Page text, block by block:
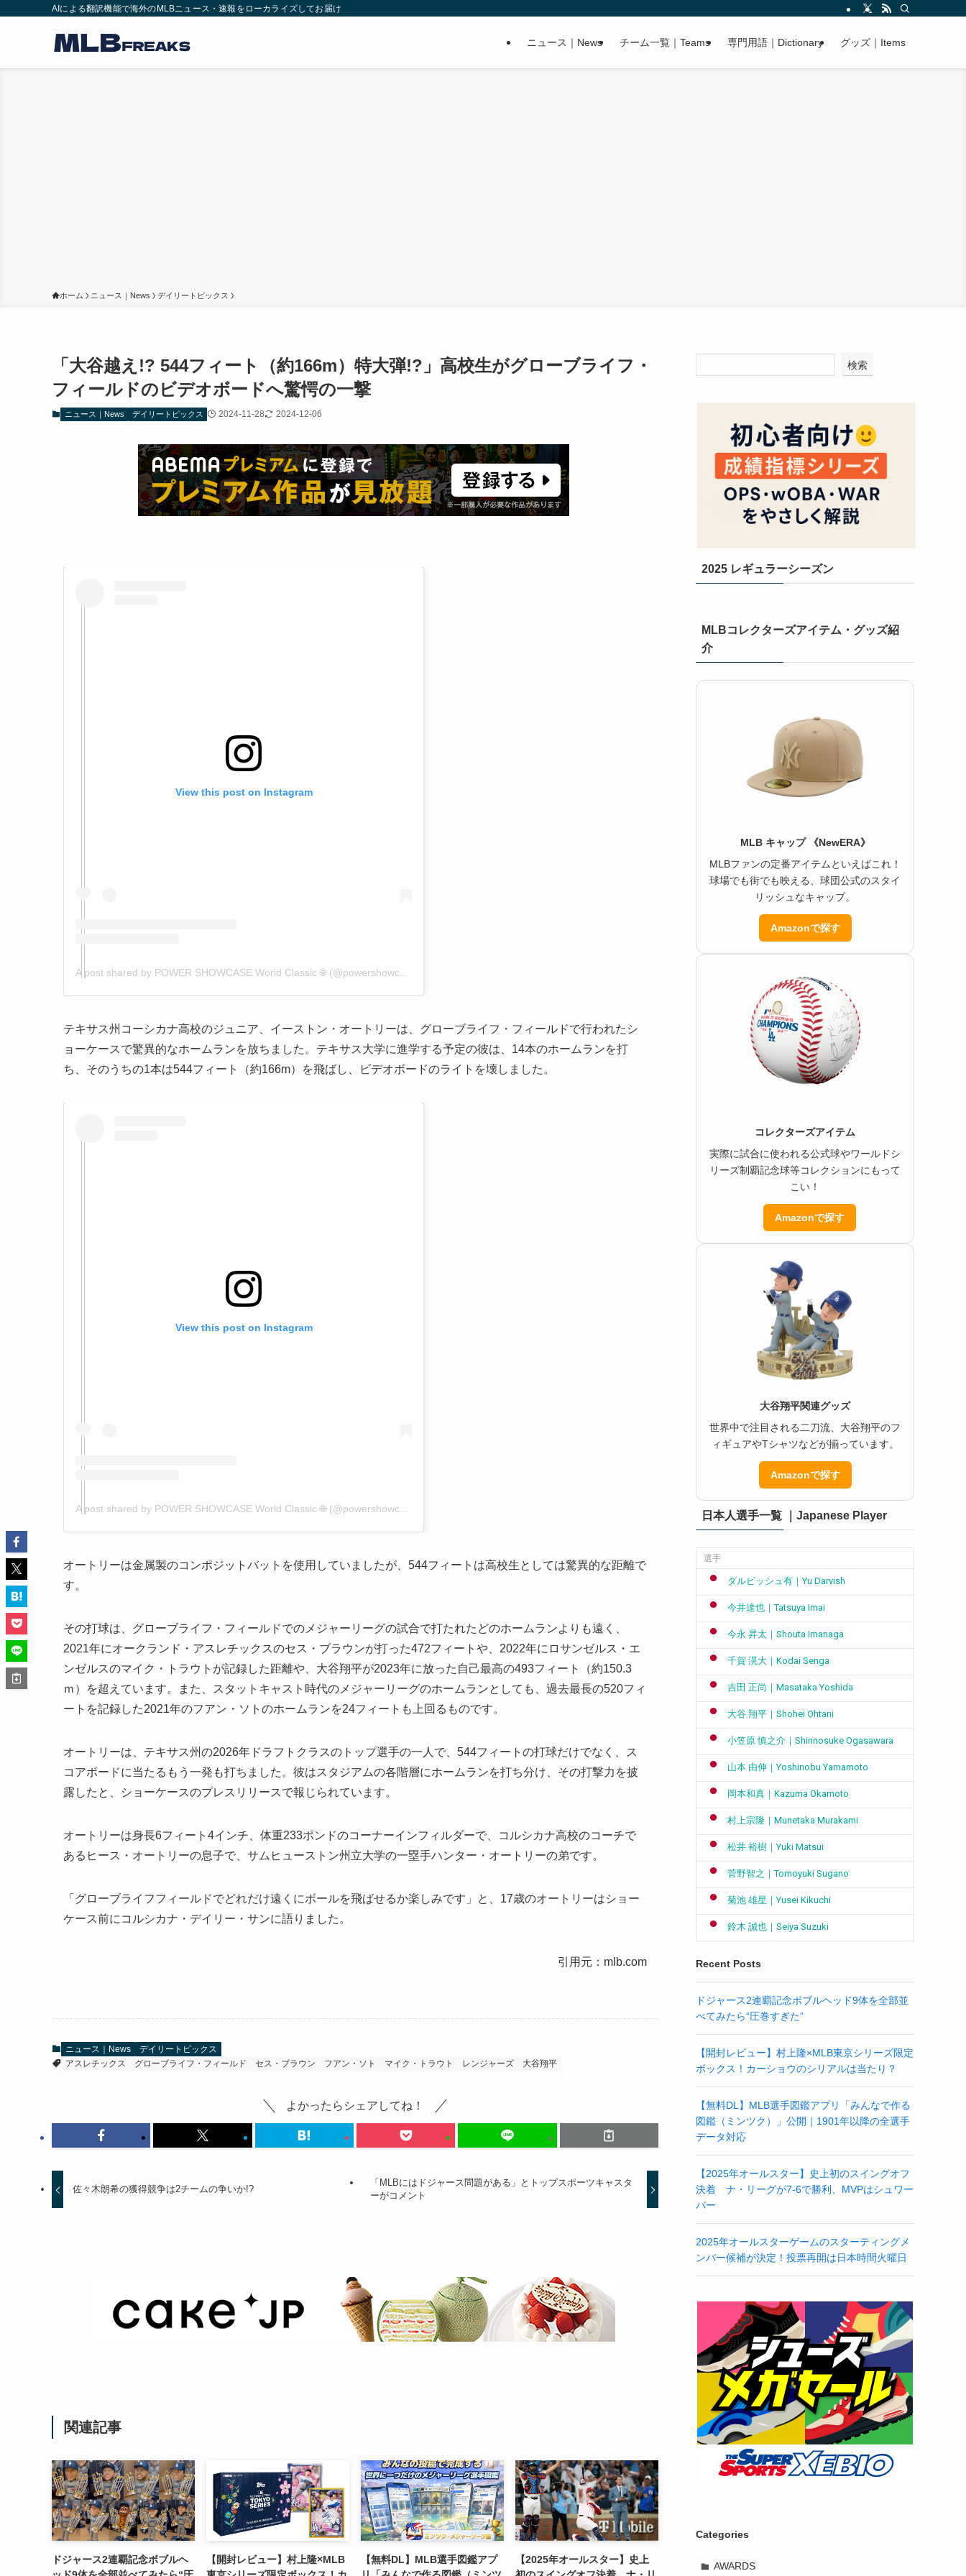
AIによる翻訳機能で海外のMLBニュース・速報をローカライズしてお届け
ニュース｜News チーム一覧｜Teams 専門用語｜Dictionary グッズ｜Items
ホーム ニュース｜News デイリートピックス
「大谷越え!? 544フィート（約166m）特大弾!?」高校生がグローブライフ・
フィールドのビデオボードへ驚愕の一撃
ニュース｜News デイリートピックス 2024-11-28 2024-12-06
View this post on Instagram
A post shared by POWER SHOWCASE World Classic 🌐 (@powershowcasewc)
テキサス州コーシカナ高校のジュニア、イーストン・オートリーは、グローブライフ・フィールドで行われたシ
ョーケースで驚異的なホームランを放ちました。テキサス大学に進学する予定の彼は、14本のホームランを打
ち、そのうちの1本は544フィート（約166m）を飛ばし、ビデオボードのライトを壊しました。
View this post on Instagram
オートリーは金属製のコンポジットバットを使用していましたが、544フィートは高校生としては驚異的な距離で
す。
その打球は、グローブライフ・フィールドでのメジャーリーグの試合で打たれたどのホームランよりも遠く、
2021年にオークランド・アスレチックスのセス・ブラウンが打った472フィートや、2022年にロサンゼルス・エ
ンゼルスのマイク・トラウトが記録した距離や、大谷翔平が2023年に放った自己最高の493フィート（約150.3
ｍ）を超えています。また、スタットキャスト時代のメジャーリーグのホームランとしても、過去最長の520フィ
ートを記録した2021年のフアン・ソトのホームランを24フィートも上回るものです。
オートリーは、テキサス州の2026年ドラフトクラスのトップ選手の一人で、544フィートの打球だけでなく、ス
コアボードに当たるもう一発も打ちました。彼はスタジアムの各階層にホームランを打ち分け、その打撃力を披
露したと、ショーケースのプレスリリースで報じられています。
オートリーは身長6フィート4インチ、体重233ポンドのコーナーインフィルダーで、コルシカナ高校のコーチで
あるヒース・オートリーの息子で、サムヒューストン州立大学の一塁手ハンター・オートリーの弟です。
「グローブライフフィールドでどれだけ遠くにボールを飛ばせるか楽しみです」と、17歳のオートリーはショー
ケース前にコルシカナ・デイリー・サンに語りました。
引用元：mlb.com
ニュース｜News
デイリートピックス
アスレチックス
グローブライフ・フィールド セス・ブラウン フアン・ソト マイク・トラウト レンジャーズ 大谷翔平
よかったらシェアしてね！
佐々木朗希の獲得競争は2チームの争いか!?
「MLBにはドジャース問題がある」とトップスポーツキャスタ
ーがコメント
関連記事
ドジャース2連覇記念ボブルヘ
【開封レビュー】村上隆×MLB
【無料DL】MLB選手図鑑アプ
【2025年オールスター】史上
検索
2025 レギュラーシーズン
MLBコレクターズアイテム・グッズ紹
介
MLB キャップ 《NewERA》
MLBファンの定番アイテムといえばこれ！
球場でも街でも映える、球団公式のスタイ
リッシュなキャップ。
Amazonで探す
コレクターズアイテム
実際に試合に使われる公式球やワールドシ
リーズ制覇記念球等コレクションにもって
こい！
Amazonで探す
大谷翔平関連グッズ
世界中で注目される二刀流、大谷翔平のフ
ィギュアやTシャツなどが揃っています。
Amazonで探す
日本人選手一覧 ｜Japanese Player
選手
ダルビッシュ有｜Yu Darvish
今井達也｜Tatsuya Imai
今永 昇太｜Shouta Imanaga
千賀 滉大｜Kodai Senga
吉田 正尚｜Masataka Yoshida
大谷 翔平｜Shohei Ohtani
小笠原 慎之介｜Shinnosuke Ogasawara
山本 由伸｜Yoshinobu Yamamoto
岡本和真｜Kazuma Okamoto
村上宗隆｜Munetaka Murakami
松井 裕樹｜Yuki Matsui
菅野智之｜Tomoyuki Sugano
菊池 雄星｜Yusei Kikuchi
鈴木 誠也｜Seiya Suzuki
Recent Posts
ドジャース2連覇記念ボブルヘッド9体を全部並
べてみたら“圧巻すぎた”
【開封レビュー】村上隆×MLB東京シリーズ限定
ボックス！カーショウのシリアルは当たり？
【無料DL】MLB選手図鑑アプリ「みんなで作る
図鑑（ミンツク）」公開｜1901年以降の全選手
データ対応
【2025年オールスター】史上初のスイングオフ
決着 ナ・リーグが7-6で勝利、MVPはシュワー
バー
2025年オールスターゲームのスターティングメ
ンバー候補が決定！投票再開は日本時間火曜日
Categories
AWARDS